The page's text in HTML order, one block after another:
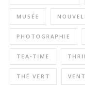
MUSÉE
PHOTOGRAPHIE
TEA-TIME
THÉ VERT